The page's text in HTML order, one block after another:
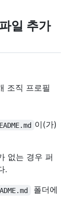
일 추가
조직 프로필
이(가)
없는 경우 퍼
.
폴더에